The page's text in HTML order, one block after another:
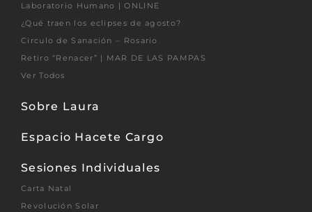
Laboratorio Humano | ONLINE
¿Qué traen los eclipses de agosto?
Circulo de Sanación – Rosario
Retiro “Renacer” | MAR DE LAS PAMPAS
Ver Todos
Sobre Laura
Espacio Hacete Cargo
Sesiones Individuales
Carta Natal
Revolución Solar